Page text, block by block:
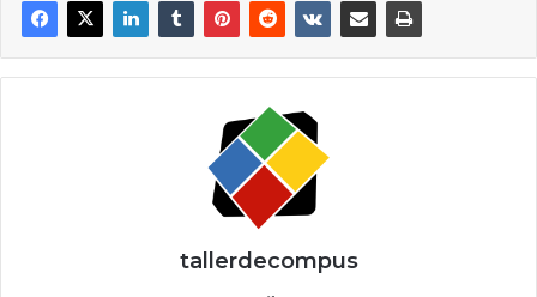
tallerdecompus